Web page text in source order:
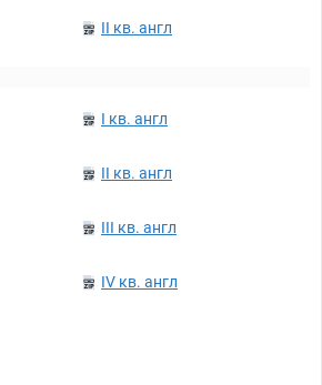
II кв. англ
I кв. англ
II кв. англ
III кв. англ
IV кв. англ